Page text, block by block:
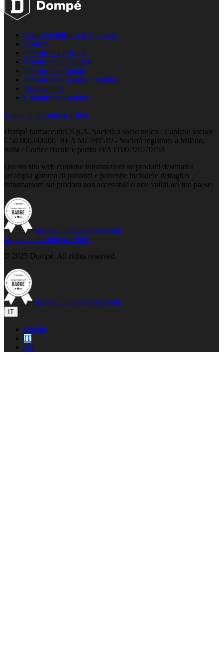
Farmacovigilanza e Vigilanza
Contatti
Informativa Privacy
Condizioni di utilizzo
Informativa Cookie
Informativa Clienti e Fornitori
Accessibilità
Compliance Helpline
si apre in una nuova scheda
Dompé farmaceutici S.p.A. Società a socio unico / Capitale sociale
€ 50.000.000,00 REA MI 289519 - Società registrata a Milano,
Italia / Codice fiscale e partita IVA IT00791570153
Questo sito web contiene informazioni su prodotti destinati a
un'ampia gamma di pubblici e potrebbe includere dettagli o
informazioni sui prodotti non accessibili o non validi nel tuo paese.
si apre in una nuova scheda
si apre in una nuova scheda
© 2025 Dompé. All rights reserved.
si apre in una nuova scheda
IT
Global
IT
US